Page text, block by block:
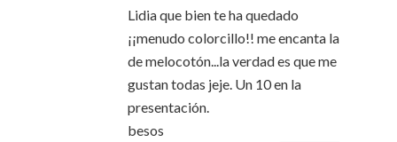
Lidia que bien te ha quedado
¡¡menudo colorcillo!! me encanta la
de melocotón...la verdad es que me
gustan todas jeje. Un 10 en la
presentación.
besos